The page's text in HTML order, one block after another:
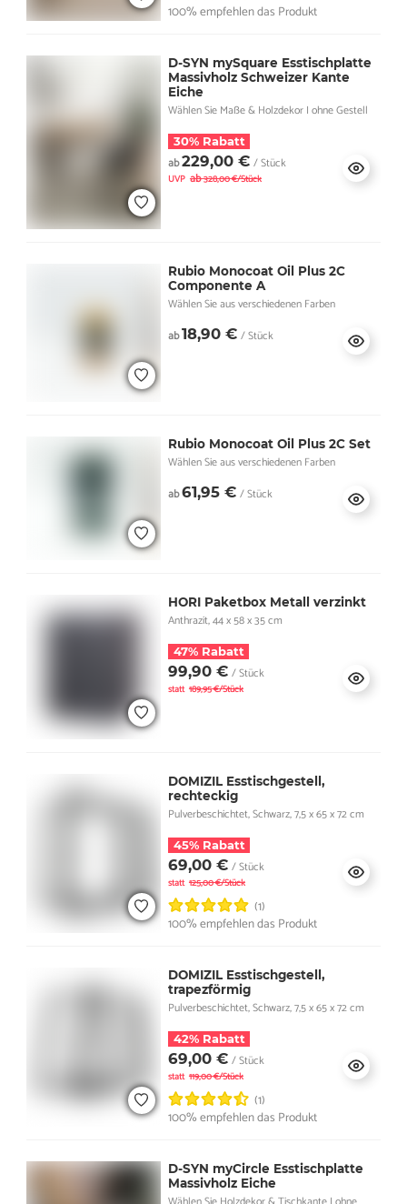
100% empfehlen das Produkt
D-SYN mySquare Esstischplatte
Massivholz Schweizer Kante
Eiche
Wählen Sie Maße & Holzdekor I ohne Gestell
30% Rabatt
ab229,00 € / Stück
UVP ab328,00 €/Stück
Rubio Monocoat Oil Plus 2C
Componente A
Wählen Sie aus verschiedenen Farben
ab18,90 € / Stück
Rubio Monocoat Oil Plus 2C Set
Wählen Sie aus verschiedenen Farben
ab61,95 € / Stück
HORI Paketbox Metall verzinkt
Anthrazit, 44 x 58 x 35 cm
47% Rabatt
99,90 € / Stück
statt 189,95 €/Stück
DOMIZIL Esstischgestell,
rechteckig
Pulverbeschichtet, Schwarz, 7,5 x 65 x 72 cm
45% Rabatt
69,00 € / Stück
statt 125,00 €/Stück
(1)
100% empfehlen das Produkt
DOMIZIL Esstischgestell,
trapezförmig
Pulverbeschichtet, Schwarz, 7,5 x 65 x 72 cm
42% Rabatt
69,00 € / Stück
statt 119,00 €/Stück
(1)
100% empfehlen das Produkt
D-SYN myCircle Esstischplatte
Massivholz Eiche